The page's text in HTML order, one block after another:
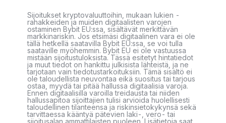
Sijoitukset kryptovaluuttoihin, mukaan lukien -
rahakkeiden ja muiden digitaalisten varojen
ostaminen Bybit EU:ssa, sisältävät merkittävän
markkinariskin. Jos etsimäsi digitaalinen vara ei ole
tällä hetkellä saatavilla Bybit EU:ssa, se voi tulla
saataville myöhemmin. Bybit EU ei ole vastuussa
mistään sijoitustuloksista. Tässä esitetyt hintatiedot
ja muut tiedot on hankittu julkisista lähteistä, ja ne
tarjotaan vain tiedotustarkoituksiin. Tämä sisältö ei
ole taloudellista neuvontaa eikä suositus tai tarjous
ostaa, myydä tai pitää hallussa digitaalisia varoja.
Ennen digitaalisilla varoilla treidausta tai niiden
hallussapitoa sijoittajien tulisi arvioida huolellisesti
taloudellinen tilanteensa ja riskinsietokykynsä sekä
tarvittaessa kääntyä pätevien laki-, vero- tai
sijoitusalan ammattilaisten puoleen. Lisätietoja saat